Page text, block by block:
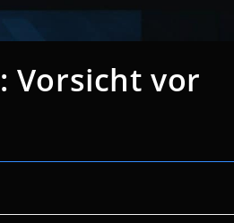
Vorsicht vor